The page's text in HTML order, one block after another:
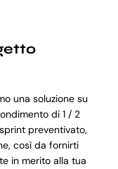
una soluzione su
di 1 / 2
preventivato,
così da fornirti
in merito alla tua